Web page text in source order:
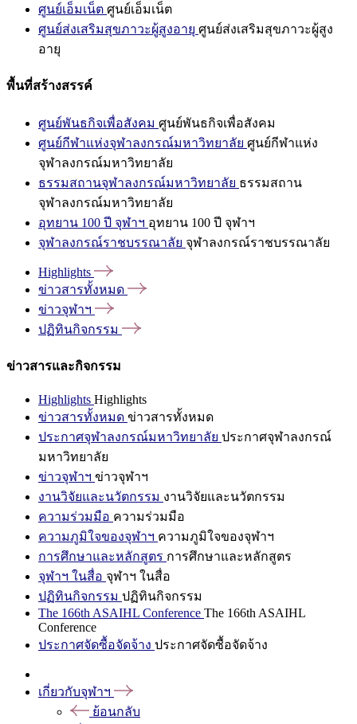
ศูนย์เอ็มเน็ต ศูนย์เอ็มเน็ต
ศูนย์ส่งเสริมสุขภาวะผู้สูงอายุ ศูนย์ส่งเสริมสุขภาวะผู้สูง
อายุ
พื้นที่สร้างสรรค์
ศูนย์พันธกิจเพื่อสังคม ศูนย์พันธกิจเพื่อสังคม
ศูนย์กีฬาแห่งจุฬาลงกรณ์มหาวิทยาลัย ศูนย์กีฬาแห่ง
จุฬาลงกรณ์มหาวิทยาลัย
ธรรมสถานจุฬาลงกรณ์มหาวิทยาลัย ธรรมสถาน
จุฬาลงกรณ์มหาวิทยาลัย
อุทยาน 100 ปี จุฬาฯ อุทยาน 100 ปี จุฬาฯ
จุฬาลงกรณ์ราชบรรณาลัย จุฬาลงกรณ์ราชบรรณาลัย
Highlights
ข่าวสารทั้งหมด
ข่าวจุฬาฯ
ปฏิทินกิจกรรม
ข่าวสารและกิจกรรม
Highlights Highlights
ข่าวสารทั้งหมด ข่าวสารทั้งหมด
ประกาศจุฬาลงกรณ์มหาวิทยาลัย ประกาศจุฬาลงกรณ์
มหาวิทยาลัย
ข่าวจุฬาฯ ข่าวจุฬาฯ
งานวิจัยและนวัตกรรม งานวิจัยและนวัตกรรม
ความร่วมมือ ความร่วมมือ
ความภูมิใจของจุฬาฯ ความภูมิใจของจุฬาฯ
การศึกษาและหลักสูตร การศึกษาและหลักสูตร
จุฬาฯ ในสื่อ จุฬาฯ ในสื่อ
ปฏิทินกิจกรรม ปฏิทินกิจกรรม
The 166th ASAIHL Conference The 166th ASAIHL
Conference
ประกาศจัดซื้อจัดจ้าง ประกาศจัดซื้อจัดจ้าง
เกี่ยวกับจุฬาฯ
ย้อนกลับ